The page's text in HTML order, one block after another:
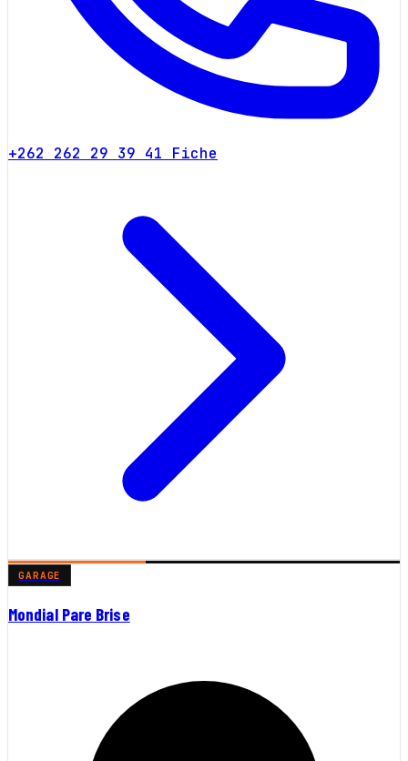
+262 262 29 39 41 Fiche
GARAGE
Mondial Pare Brise